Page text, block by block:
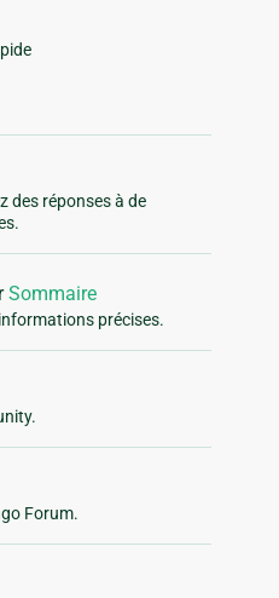
des réponses à de
Sommaire
précises.
Forum.